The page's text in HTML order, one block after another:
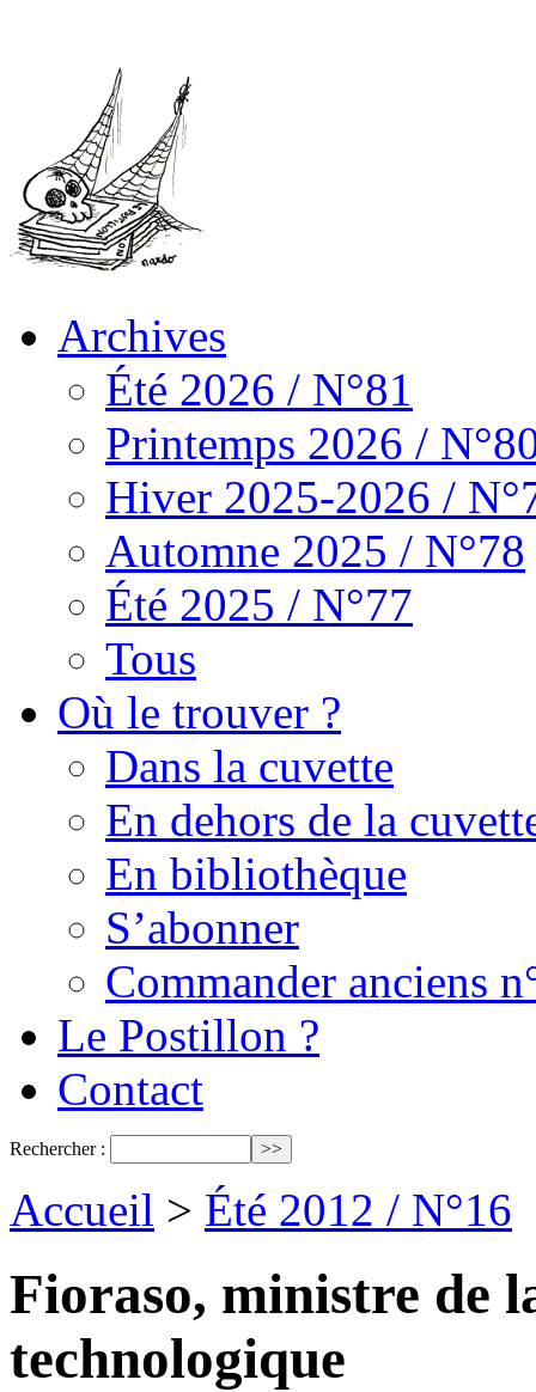
Archives
Été 2026 / N°81
Printemps 2026 /
Hiver 2025-2026 /
Automne 2025 / N°78
Été 2025 / N°77
Tous
Où le trouver ?
Dans la cuvette
En dehors de la
En bibliothèque
S’abonner
Commander anciens
Le Postillon ?
Contact
Rechercher :
Accueil > Été 2012 / N°16
Fioraso, ministre de
technologique